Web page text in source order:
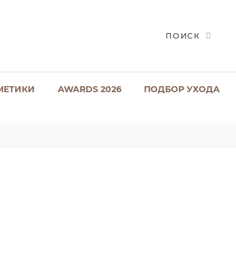
ПОИСК
AWARDS 2026 ПОДБОР УХОДА